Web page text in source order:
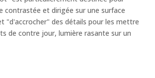
contrastée et dirigée sur une surface
"d'accrocher" des détails pour les mettre
de contre jour, lumière rasante sur un